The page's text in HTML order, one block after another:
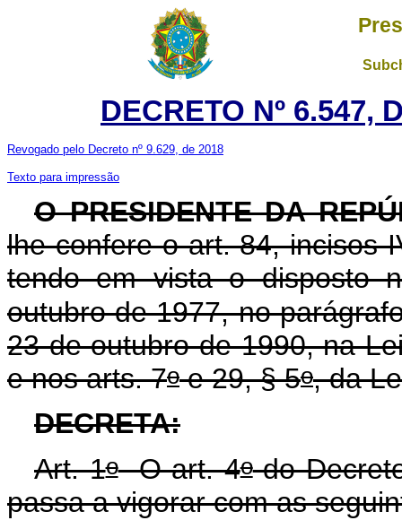
DECRETO Nº 6.547,
Revogado pelo Decreto nº 9.629, de 2018
Texto para impressão
O PRESIDENTE DA
lhe confere o art. 84, incisos
tendo em vista o disposto
outubro de 1977, no
23 de outubro de 1990, na
e nos arts. 7oe 29, § 5o, da
DECRETA:
Art. 1oO art. 4odo
passa a vigorar com as